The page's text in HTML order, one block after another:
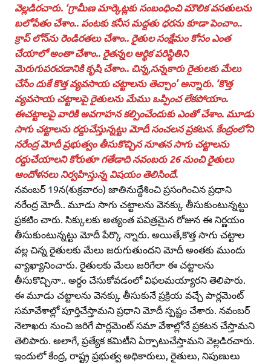
వెల్లడిరచారు. ‘గ్రామీణ మార్కెట్లకు సంబంధించి మౌలిక వసతులను
బలోపేతం చేశాం.. పంటకు కనీస మద్దతు ధరను కూడా పెంచాం..
క్రాప్‌ లోన్‌ను రెండిరతలు చేశాం.. రైతుల సంక్షేమం కోసం ఎంత
చేయాలో అంతా చేశాం.. రైతన్నల ఆర్థిక పరిస్థితిని
మెరుగుపరచడానికి కృషి చేశాం.. చిన్న,సన్నకారు రైతులకు మేలు
చేసేం దుకే కొత్త వ్యవసాయ చట్టాలను తెచ్చాం’ అన్నారు. ‘కొత్త
వ్యవసాయ చట్టాలపై రైతులను మేము ఒప్పించ లేకపోయాం.
ఈచట్టాలపై వారికి అవగాహన కల్పించేందుకు ఎంతో చేశాం. మూడు
సాగు చట్టాలను రద్దుచేస్తున్నట్టు మోదీ సంచలన ప్రకటన. కేంద్రంలోని
నరేంద్ర మోదీ ప్రభుత్వం తీసుకొచ్చిన నూతన సాగు చట్టాలను
రద్దుచేయాలని కోరుతూ గతేడాది నవంబరు 26 నుంచి రైతులు
ఆందోళనలు నిర్వహిస్తున్న విషయం తెలిసిందే.
నవంబర్‌ 19న(శుక్రవారం) జాతినుద్దేశించి ప్రసంగించిన ప్రధాని
నరేంద్ర మోదీ.. మూడు సాగు చట్టాలను వెనక్కు తీసుకుంటున్నట్టు
ప్రకటిం చారు. సిక్కులకు అత్యంత పవిత్రమైన రోజున ఈ నిర్ణయం
తీసుకుంటున్నట్టు మోదీ పేర్కొ న్నారు. అయితే,కొత్త సాగు చట్టాల
వల్ల చిన్న రైతులకు మేలు జరుగుతుందని మోదీ అంతకు ముందు
వ్యాఖ్యానించారు. రైతులకు మేలు జరిగేలా ఈ చట్టాలను
తీసుకొచ్చినా.. అర్ధం చేసుకోవడంలో విఫలమయ్యారని తెలిపారు.
ఈ మూడు చట్టాలను వెనక్కు తీసుకునే ప్రక్రియ వచ్చే పార్లమెంట్‌
సమావేశాల్లో పూర్తిచేస్తామని ప్రధాని మోదీ స్పష్టం చేశారు. నవంబర్‌
నెలాఖరు నుంచి జరిగే పార్లమెంట్‌ సమా వేశాల్లోనే ప్రకటన చేస్తామని
తెలిపారు. అలాగే, ప్రత్యేక కమిటీని ఏర్పాటుచేస్తామని వెల్లడిరచారు.
ఇందులో కేంద్ర, రాష్ట్ర ప్రభుత్వ అధికారులు, రైతులు, నిపుణులు